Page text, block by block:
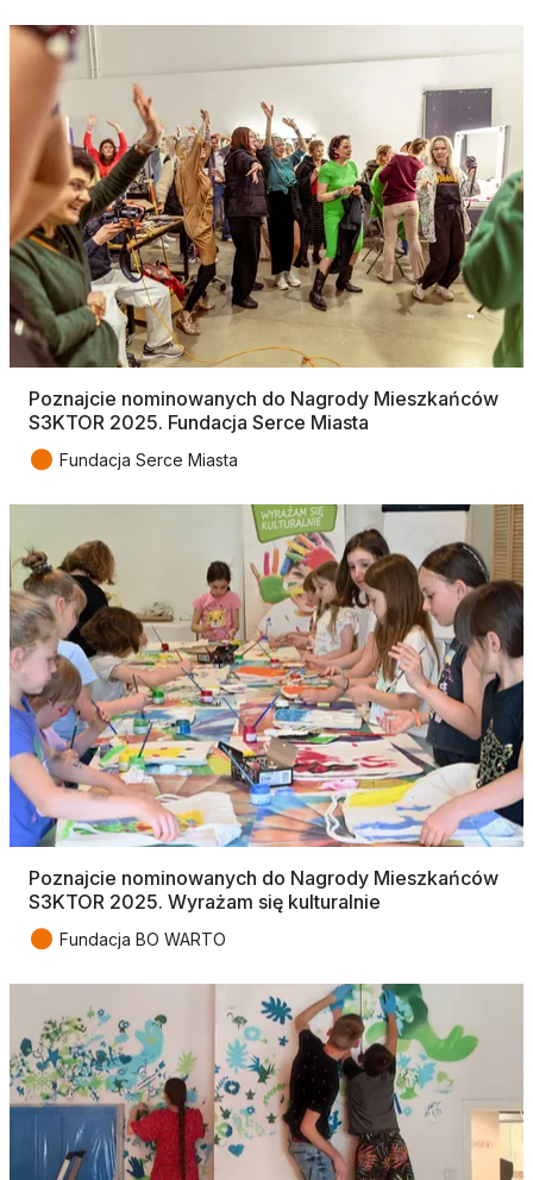
Poznajcie nominowanych do Nagrody Mieszkańców
S3KTOR 2025. Fundacja Serce Miasta
● Fundacja Serce Miasta
Poznajcie nominowanych do Nagrody Mieszkańców
S3KTOR 2025. Wyrażam się kulturalnie
● Fundacja BO WARTO